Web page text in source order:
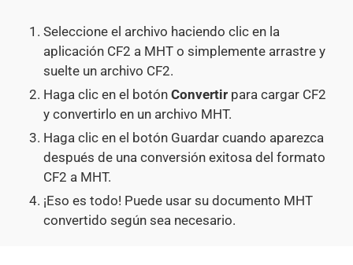
Seleccione el archivo haciendo clic en la
aplicación CF2 a MHT o simplemente arrastre y
suelte un archivo CF2.
Haga clic en el botón Convertir para cargar CF2
y convertirlo en un archivo MHT.
Haga clic en el botón Guardar cuando aparezca
después de una conversión exitosa del formato
CF2 a MHT.
¡Eso es todo! Puede usar su documento MHT
convertido según sea necesario.